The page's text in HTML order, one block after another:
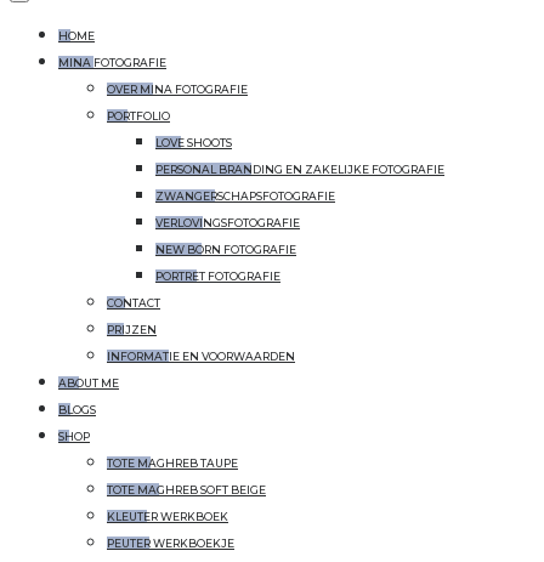
HOME
MINA FOTOGRAFIE
OVER MINA FOTOGRAFIE
PORTFOLIO
LOVE SHOOTS
PERSONAL BRANDING EN ZAKELIJKE FOTOGRAFIE
ZWANGERSCHAPSFOTOGRAFIE
VERLOVINGSFOTOGRAFIE
NEW BORN FOTOGRAFIE
PORTRET FOTOGRAFIE
CONTACT
PRIJZEN
INFORMATIE EN VOORWAARDEN
ABOUT ME
BLOGS
SHOP
TOTE MAGHREB TAUPE
TOTE MAGHREB SOFT BEIGE
KLEUTER WERKBOEK
PEUTER WERKBOEKJE